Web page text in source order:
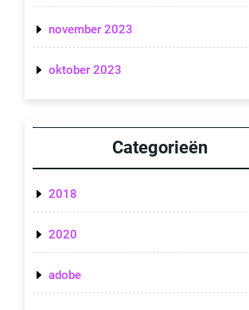
november 2023
oktober 2023
Categorieën
2018
2020
adobe